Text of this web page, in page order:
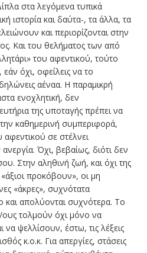
στα λεγόμενα τυπικά
ιστορία και δαύτα-, τα άλλα, τα
και περιορίζονται στην
Και του θελήματος των από
του αφεντικού, τούτο
όχι, οφείλεις να το
αέναα. Η παραμικρή
ενοχλητική, δεν
της υποταγής πρέπει να
καθημερινή συμπεριφορά,
σε στέλνει
Όχι, βεβαίως, διότι δεν
Στην αληθινή ζωή, και όχι της
προκόβουν», οι μη
«άκρες», συχνότατα
απολύονται συχνότερα. Το
ους τολμούν όχι μόνο να
να ψελλίσουν, έστω, τις λέξεις
κ.ο.κ. Για απεργίες, στάσεις